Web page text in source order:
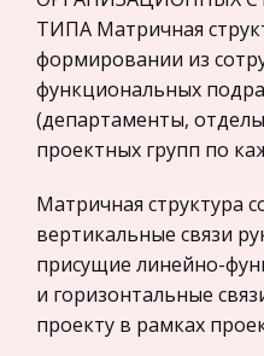
Прокурорский
Геология
Административное
Историческая
Архитектура
Искусство
Конституционное
России
мыслитель-
Нетрадиционные
подходы к изучению
дисциплин во ВТУЗе
специалистов
стратегии и тактики
технических учебных
характеристиками
ТИПА Матричная
формировании из
функциональных
(департаменты,
проектных групп по
Матричная структура
вертикальные связи
присущие линейно-
и горизонтальные
проекту в рамках